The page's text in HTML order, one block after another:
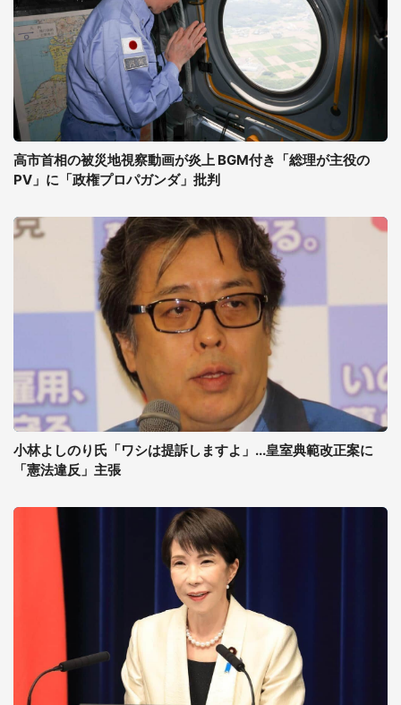
高市首相の被災地視察動画が炎上 BGM付き「総理が主役の
PV」に「政権プロパガンダ」批判
小林よしのり氏「ワシは提訴しますよ」...皇室典範改正案に
「憲法違反」主張